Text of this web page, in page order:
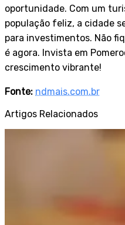
oportunidade. Com um
população feliz, a cidade
para investimentos. Não
é agora. Invista em
crescimento vibrante!
Fonte: ndmais.com.br
Artigos Relacionados